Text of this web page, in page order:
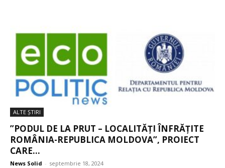
ALTE ŞTIRI
”PODUL DE LA PRUT – LOCALITĂȚI ÎNFRĂȚITE
ROMÂNIA-REPUBLICA MOLDOVA”, PROIECT
CARE...
News Solid - septembrie 18, 2024